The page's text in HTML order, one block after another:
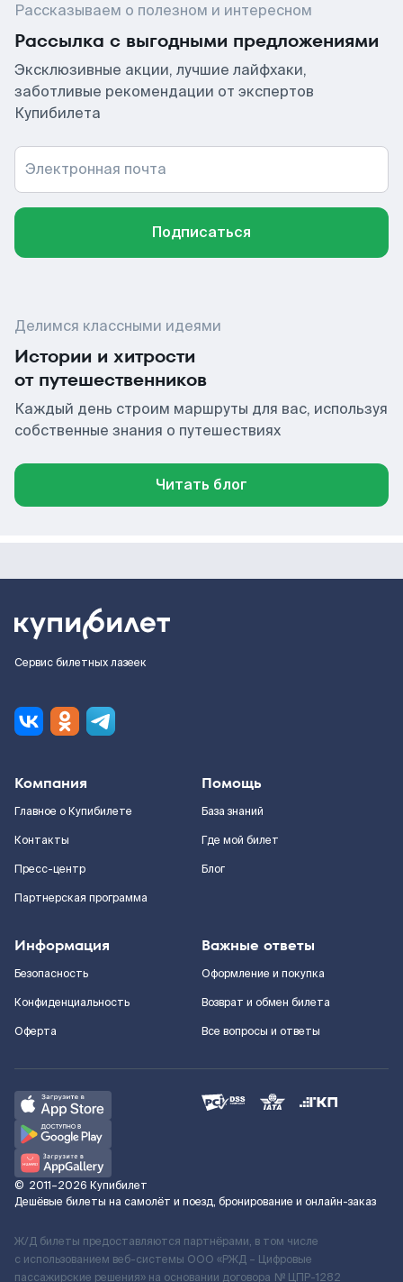
Рассказываем о полезном и интересном
Рассылка с выгодными предложениями
Эксклюзивные акции, лучшие лайфхаки,
заботливые рекомендации от экспертов
Купибилета
Электронная почта
Подписаться
Делимся классными идеями
Истории и хитрости
от путешественников
Каждый день строим маршруты для вас, используя
собственные знания о путешествиях
Читать блог
Сервис билетных лазеек
Компания
Главное о Купибилете
Контакты
Пресс-центр
Партнерская программа
Помощь
База знаний
Где мой билет
Блог
Информация
Безопасность
Конфиденциальность
Оферта
Важные ответы
Оформление и покупка
Возврат и обмен билета
Все вопросы и ответы
© 2011–2026 Купибилет
Дешёвые билеты на самолёт и поезд, бронирование и онлайн-заказ
Ж/Д билеты предоставляются партнёрами, в том числе
с использованием веб-системы ООО «РЖД – Цифровые
пассажирские решения» на основании договора № ЦПР-1282